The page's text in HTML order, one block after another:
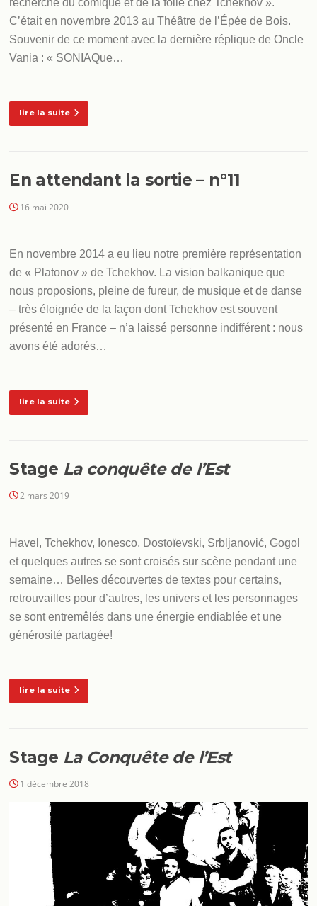
C’était en novembre 2013 au Théâtre de l’Épée de Bois.
Souvenir de ce moment avec la dernière réplique de Oncle
Vania : « SONIAQue…
lire la suite
En attendant la sortie – n°11
16 mai 2020
En novembre 2014 a eu lieu notre première représentation
de « Platonov » de Tchekhov. La vision balkanique que
nous proposions, pleine de fureur, de musique et de danse
– très éloignée de la façon dont Tchekhov est souvent
présenté en France – n’a laissé personne indifférent : nous
avons été adorés…
lire la suite
Stage La conquête de l’Est
2 mars 2019
Havel, Tchekhov, Ionesco, Dostoïevski, Srbljanović, Gogol
et quelques autres se sont croisés sur scène pendant une
semaine… Belles découvertes de textes pour certains,
retrouvailles pour d’autres, les univers et les personnages
se sont entremêlés dans une énergie endiablée et une
générosité partagée!
lire la suite
Stage La Conquête de l’Est
1 décembre 2018